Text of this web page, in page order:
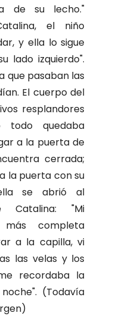
de su lecho."
el niño
y ella lo sigue
lado izquierdo".
que pasaban las
El cuerpo del
resplandores
quedaba
a la puerta de
cerrada;
la puerta con su
se abrió al
Catalina: "Mi
completa
a la capilla, vi
las velas y los
recordaba la
(Todavía